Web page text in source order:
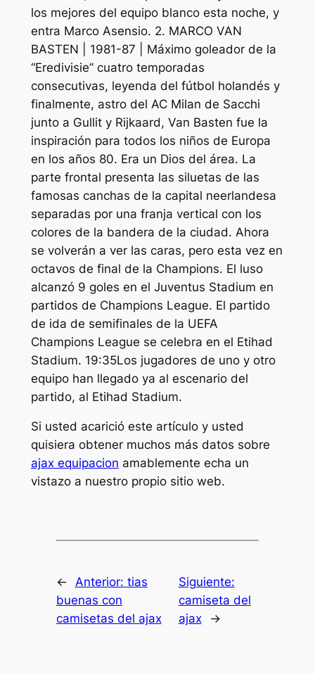
los mejores del equipo blanco esta noche, y
entra Marco Asensio. 2. MARCO VAN
BASTEN | 1981-87 | Máximo goleador de la
“Eredivisie” cuatro temporadas
consecutivas, leyenda del fútbol holandés y
finalmente, astro del AC Milan de Sacchi
junto a Gullit y Rijkaard, Van Basten fue la
inspiración para todos los niños de Europa
en los años 80. Era un Dios del área. La
parte frontal presenta las siluetas de las
famosas canchas de la capital neerlandesa
separadas por una franja vertical con los
colores de la bandera de la ciudad. Ahora
se volverán a ver las caras, pero esta vez en
octavos de final de la Champions. El luso
alcanzó 9 goles en el Juventus Stadium en
partidos de Champions League. El partido
de ida de semifinales de la UEFA
Champions League se celebra en el Etihad
Stadium. 19:35Los jugadores de uno y otro
equipo han llegado ya al escenario del
partido, al Etihad Stadium.
Si usted acarició este artículo y usted
quisiera obtener muchos más datos sobre
ajax equipacion amablemente echa un
vistazo a nuestro propio sitio web.
← Anterior: tias
buenas con
camisetas del ajax
Siguiente:
camiseta del
ajax
→